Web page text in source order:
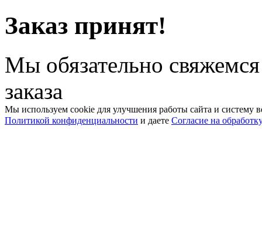
Заказ принят!
Мы обязательно
заказа
Мы используем cookie для улучшения работы сайта и систему
Политикой конфиденциальности и даете Согласие на